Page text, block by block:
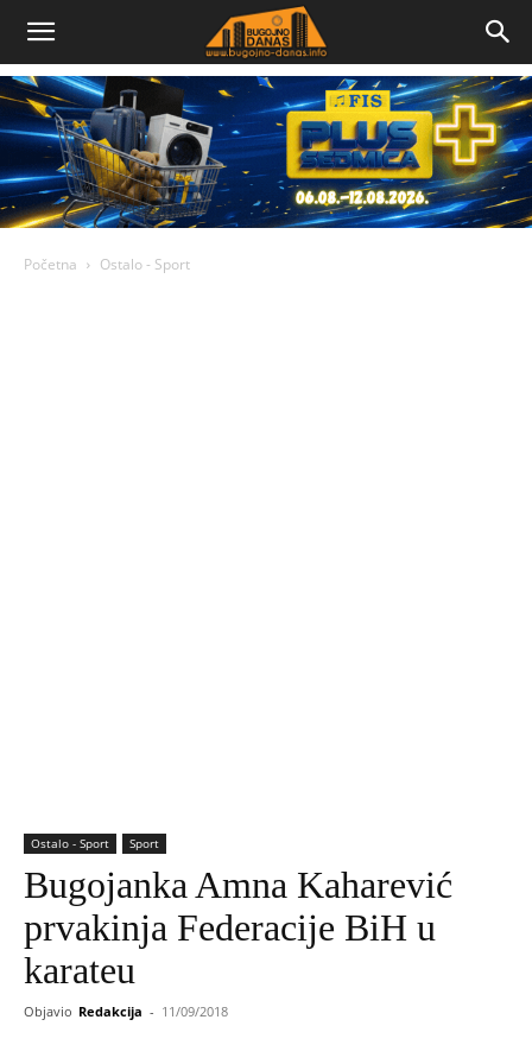
Bugojno
Danas
Početna Ostalo - Sport
Ostalo - Sport Sport
Bugojanka Amna Kaharević
prvakinja Federacije BiH u
karateu
Objavio Redakcija - 11/09/2018